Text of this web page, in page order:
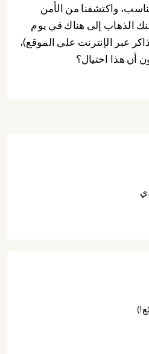
واكتشفنا من الأمن
الذهاب إلى هناك في يوم
ليرة (التذاكر عبر الإنترنت على الموقع)،
أن هذا احتيال؟